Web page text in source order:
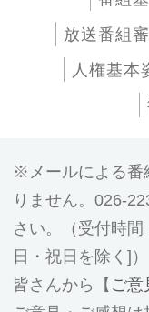
放送番組
人権基本
メールによる
りません。026-
さい。（受付時間
日・祝日を除く]）
皆さんから【 ご意